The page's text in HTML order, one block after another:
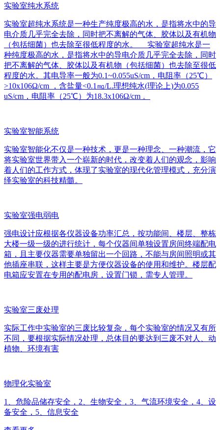
实验室纯水系统
实验室超纯水系统是一种生产纯度极高的水，是指将水中的导
电介质几乎完全去除，同时把不离解的气体、胶体以及有机物
（包括细菌）也去除至很低程度的水。 实验室超纯水是一
种纯度极高的水，是指将水中的导电介质几乎完全去除，同时
把不离解的气体、胶体以及有机物（包括细菌）也去除至很低
程度的水。其电导率一般为0.1~0.055uS/cm，电阻率（25℃）
>10x106Ω/cm ，含盐量<0.1㎎/L.理想纯水(理论上)为0.055
uS/cm，电阻率（25℃）为18.3x106Ω/cm 。
实验室智能系统
实验室智能化不仅是一种技术，更是一种理念、一种潮流，它
将实验室世界带入一个崭新的时代，改变着人们的观念，影响
着人们的工作方式，体现了实验室的现代化管理模式，充分演
绎实验室的科技精髓。
实验室强电弱电
强电设计应根据各仪器设备功率汇总，按功能间、楼层、整栋
大楼一级一级的进行统计，每个仪器间单独设置房间终端配电
箱，且主要仪器需要单独留出一个回路，不能与房间照明或其
他插座串联，这样主要是方便仪器设备的使用和维护。楼层配
电箱应安置在专用的配电房，设置门锁，需专人管理。
实验室三废处理
实际工作中实验室的三废比较复杂，每个实验室的情况又有所
不同，要根据实际情况处理，总体目的要达到三废不对人、动
植物、环境有害
物理化实验室
1、危险品储存安全，2、生物安全，3、气流环境安全，4、设
备安全，5、信息安全